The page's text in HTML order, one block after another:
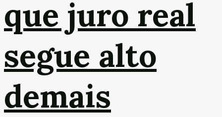
que juro real
segue alto
demais